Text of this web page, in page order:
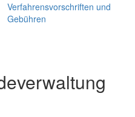
Verfahrensvorschriften und
Gebühren